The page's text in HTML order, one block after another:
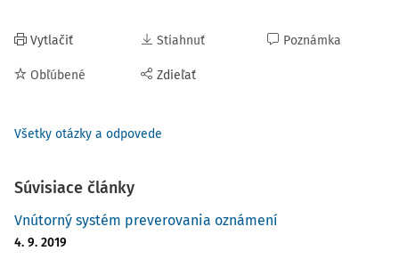
Vytlačiť
Obľúbené
Stiahnuť
Zdieľať
Poznámka
Všetky otázky a odpovede
Súvisiace články
Vnútorný systém preverovania oznámení
4. 9. 2019